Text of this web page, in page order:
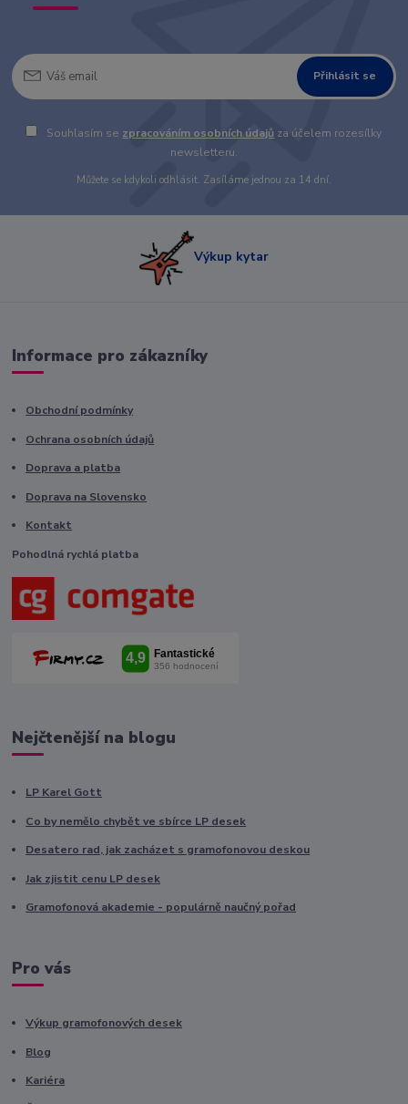
Přihlásit se
Souhlasím se zpracováním osobních údajů za účelem rozesílky
newsletteru.
Můžete se kdykoli odhlásit. Zasíláme jednou za 14 dní.
Výkup kytar
Informace pro zákazníky
Obchodní podmínky
Ochrana osobních údajů
Doprava a platba
Doprava na Slovensko
Kontakt
Pohodlná rychlá platba
Nejčtenější na blogu
LP Karel Gott
Co by nemělo chybět ve sbírce LP desek
Desatero rad, jak zacházet s gramofonovou deskou
Jak zjistit cenu LP desek
Gramofonová akademie - populárně naučný pořad
Pro vás
Výkup gramofonových desek
Blog
Kariéra